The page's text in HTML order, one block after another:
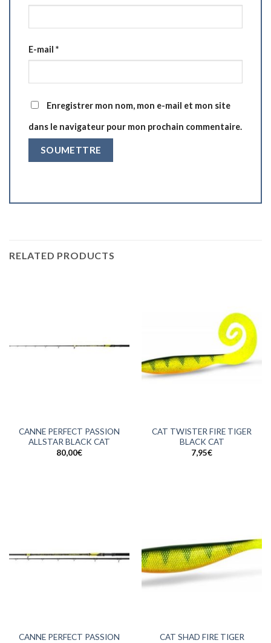
E-mail *
Enregistrer mon nom, mon e-mail et mon site
dans le navigateur pour mon prochain commentaire.
RELATED PRODUCTS
CANNE PERFECT PASSION
ALLSTAR BLACK CAT
80,00€
CAT TWISTER FIRE TIGER
BLACK CAT
7,95€
CANNE PERFECT PASSION
CAT SHAD FIRE TIGER